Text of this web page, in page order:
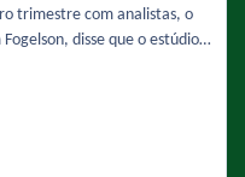
trimestre com analistas, o
disse que o estúdio
"Acredito que o
michael-2-sequencia-da-